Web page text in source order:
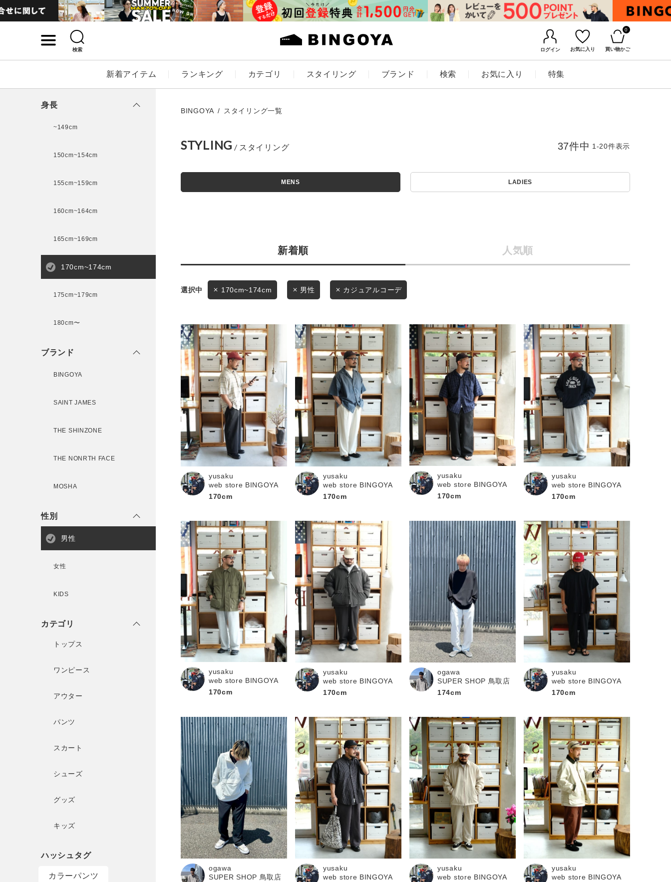
検索 ログイン お気に入り
0
買い物かご
新着アイテム ランキング カテゴリ スタイリング ブランド 検索 お気に入り 特集
条件絞り込み検索
カテゴリから探す
スタイリングから探す
ブランドから探す
履き比べ可能商品から探す
店舗一覧
会社概要
お知らせ・ご利用ガイド
お知らせ
ご利用ガイド
ギフトラッピング
お問い合わせ
BINGOYA
無料公式アプリダウンロード
キーワード
価格
セール価格
在庫
在庫あり 在庫なし含む
この条件で絞り込む
身長
~149cm
150cm~154cm
155cm~159cm
160cm~164cm
165cm~169cm
170cm~174cm
175cm~179cm
180cm〜
ブランド
BINGOYA
SAINT JAMES
THE SHINZONE
THE NONRTH FACE
MOSHA
性別
男性
女性
KIDS
カテゴリ
トップス
ワンピース
アウター
パンツ
スカート
シューズ
グッズ
キッズ
カラーパンツ
BINGOYA スタイリング一覧
STYLING
MENS LADIES
新着順 人気順
37件中 1-20件表示
170cm~174cm 男性 カジュアルコーデ
yusaku
web store BINGOYA
170cm
yusaku
web store BINGOYA
170cm
yusaku
web store BINGOYA
170cm
yusaku
web store BINGOYA
170cm
yusaku
web store BINGOYA
170cm
yusaku
web store BINGOYA
170cm
ogawa
SUPER SHOP 鳥取店
174cm
yusaku
web store BINGOYA
170cm
ogawa
SUPER SHOP 鳥取店
yusaku
web store BINGOYA
yusaku
web store BINGOYA
yusaku
web store BINGOYA